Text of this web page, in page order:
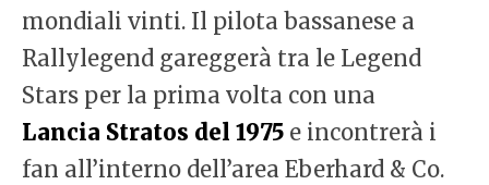
mondiali vinti. Il pilota bassanese a
Rallylegend gareggerà tra le Legend
Stars per la prima volta con una
Lancia Stratos del 1975 e incontrerà i
fan all’interno dell’area Eberhard & Co.